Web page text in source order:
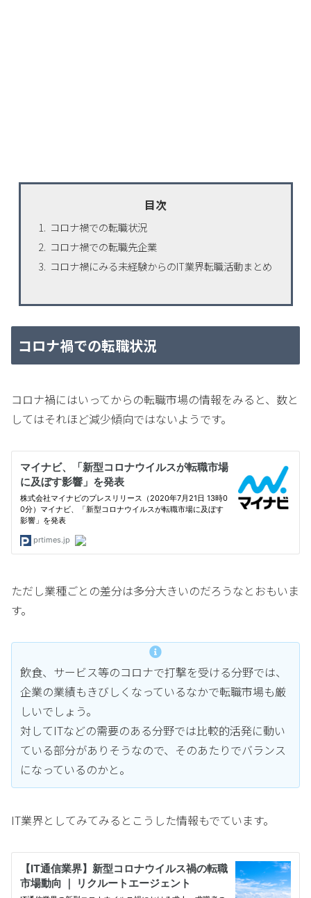
目次
コロナ禍での転職状況
コロナ禍での転職先企業
コロナ禍にみる未経験からのIT業界転職活動まとめ
コロナ禍での転職状況
コロナ禍にはいってからの転職市場の情報をみると、数と
してはそれほど減少傾向ではないようです。
ただし業種ごとの差分は多分大きいのだろうなとおもいま
す。
飲食、サービス等のコロナで打撃を受ける分野では、
企業の業績もきびしくなっているなかで転職市場も厳
しいでしょう。
対してITなどの需要のある分野では比較的活発に動い
ている部分がありそうなので、そのあたりでバランス
になっているのかと。
IT業界としてみてみるとこうした情報もでています。